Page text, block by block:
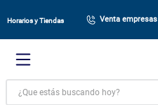
Horarios y Tiendas Venta empresas
¿Que estás buscando hoy?